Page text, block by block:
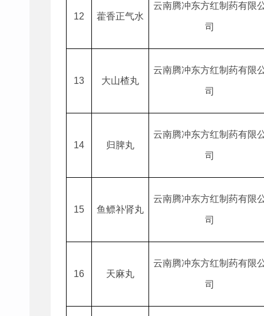
12 藿香正气水
云南腾冲东方红制药有限
司
13 大山楂丸
云南腾冲东方红制药有限
司
14 归脾丸
云南腾冲东方红制药有限
司
15 鱼鳔补肾丸
云南腾冲东方红制药有限
司
16 天麻丸
云南腾冲东方红制药有限
司